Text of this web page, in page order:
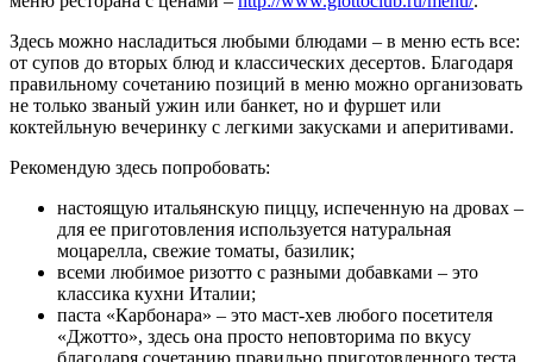
Здесь можно насладиться любыми блюдами – в меню есть все:
от супов до вторых блюд и классических десертов. Благодаря
правильному сочетанию позиций в меню можно организовать
не только званый ужин или банкет, но и фуршет или
коктейльную вечеринку с легкими закусками и аперитивами.
Рекомендую здесь попробовать:
настоящую итальянскую пиццу, испеченную на дровах –
для ее приготовления используется натуральная
моцарелла, свежие томаты, базилик;
всеми любимое ризотто с разными добавками – это
классика кухни Италии;
паста «Карбонара» – это маст-хев любого посетителя
«Джотто», здесь она просто неповторима по вкусу
благодаря сочетанию правильно приготовленного теста